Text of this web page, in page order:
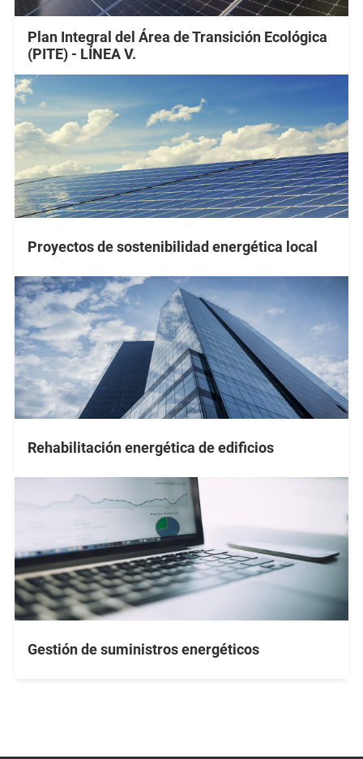
Plan Integral del Área de Transición Ecológica
(PITE) - LÍNEA V.
Proyectos de sostenibilidad energética local
Rehabilitación energética de edificios
Gestión de suministros energéticos